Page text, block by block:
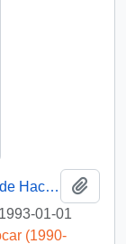
[Petición de dictar decreto al Ministerio de Hacienda]
1993-01-01
(1990-